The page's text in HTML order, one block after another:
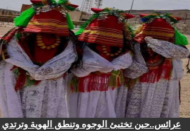
عرائس..حين تختبئ الوجوه وتنطق الهوية وترتدي